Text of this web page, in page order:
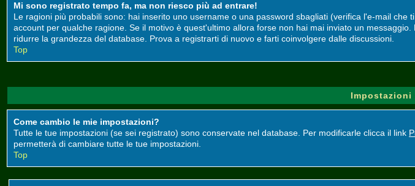
Mi sono registrato tempo fa, ma non riesco più ad entrare!
Le ragioni più probabili sono: hai inserito uno username o una password sbagliati (verifica l'e-mail
account per qualche ragione. Se il motivo è quest'ultimo allora forse non hai mai inviato un
ridurre la grandezza del database. Prova a registrarti di nuovo e farti coinvolgere dalle discussioni.
Top
Impostazioni
Come cambio le mie impostazioni?
Tutte le tue impostazioni (se sei registrato) sono conservate nel database. Per modificarle clicca il link
permetterà di cambiare tutte le tue impostazioni.
Top